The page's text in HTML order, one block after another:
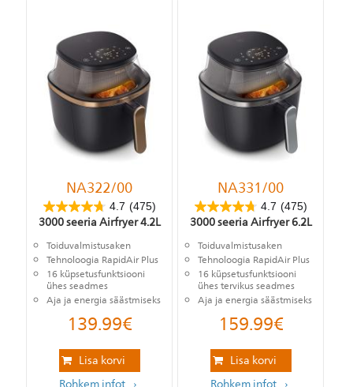
NA322/00
4.7 (475)
3000 seeria Airfryer 4.2L
Toiduvalmistusaken
Tehnoloogia RapidAir Plus
16 küpsetusfunktsiooni
ühes seadmes
Aja ja energia säästmiseks
139.99€
Lisa korvi
NA331/00
4.7 (475)
3000 seeria Airfryer 6.2L
Toiduvalmistusaken
Tehnoloogia RapidAir Plus
16 küpsetusfunktsiooni
ühes tervikus seadmes
Aja ja energia säästmiseks
159.99€
Lisa korvi